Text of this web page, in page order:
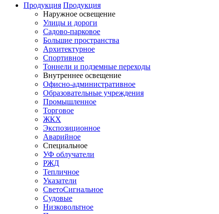
Продукция Продукция
Наружное освещение
Улицы и дороги
Садово-парковое
Большие пространства
Архитектурное
Спортивное
Тоннели и подземные переходы
Внутреннее освещение
Офисно-административное
Образовательные учреждения
Промышленное
Торговое
ЖКХ
Экспозиционное
Аварийное
Специальное
УФ облучатели
РЖД
Тепличное
Указатели
СветоСигнальное
Судовые
Низковольтное